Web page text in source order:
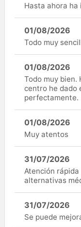
Hasta ahora ha
01/08/2026
Todo muy
01/08/2026
Todo muy bien.
centro he dado
perfectamente.
01/08/2026
Muy atentos
31/07/2026
Atención
alternativas
31/07/2026
Se puede